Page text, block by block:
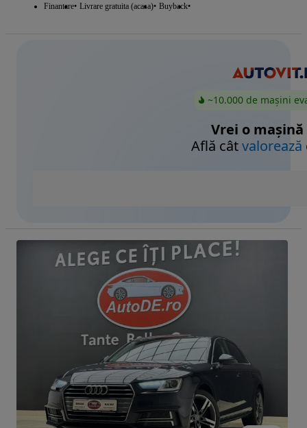
Finantare Livrare gratuita (acasa) Buyback
~10.000 de mașini
Vrei o mașină
Află câtvalorează